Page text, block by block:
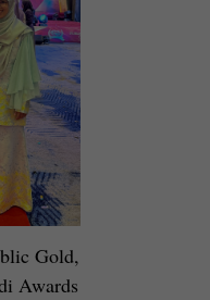
Gold,
Awards